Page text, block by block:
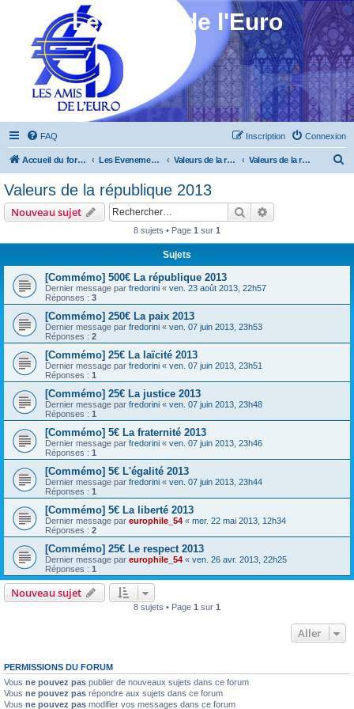
Les Amis de l'Euro
FAQ Connexion
Inscription
Accueil du forum Les Evenements ! [Ouvert au public] Valeurs de la république 2013 à 2015 Valeurs de la république 2013
Valeurs de la république 2013
Nouveau sujet Rechercher
8 sujets • Page 1 sur 1
Sujets
[Commémo] 500€ La république 2013
Dernier message par fredorini « ven. 23 août 2013, 22h57
Réponses : 3
[Commémo] 250€ La paix 2013
Dernier message par fredorini « ven. 07 juin 2013, 23h53
Réponses : 2
[Commémo] 25€ La laïcité 2013
Dernier message par fredorini « ven. 07 juin 2013, 23h51
Réponses : 1
[Commémo] 25€ La justice 2013
Dernier message par fredorini « ven. 07 juin 2013, 23h48
Réponses : 1
[Commémo] 5€ La fraternité 2013
Dernier message par fredorini « ven. 07 juin 2013, 23h46
Réponses : 1
[Commémo] 5€ L'égalité 2013
Dernier message par fredorini « ven. 07 juin 2013, 23h44
Réponses : 1
[Commémo] 5€ La liberté 2013
Dernier message par europhile_54 « mer. 22 mai 2013, 12h34
Réponses : 2
[Commémo] 25€ Le respect 2013
Dernier message par europhile_54 « ven. 26 avr. 2013, 22h25
Réponses : 1
Nouveau sujet
8 sujets • Page 1 sur 1
Aller
PERMISSIONS DU FORUM
Vous ne pouvez pas publier de nouveaux sujets dans ce forum
Vous ne pouvez pas répondre aux sujets dans ce forum
Vous ne pouvez pas modifier vos messages dans ce forum